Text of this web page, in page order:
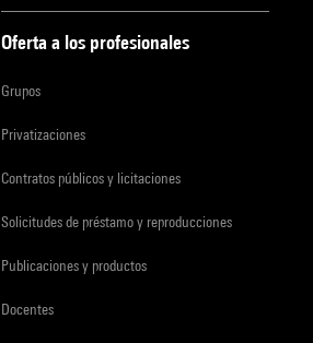
Oferta a los profesionales
Grupos
Privatizaciones
Contratos públicos y licitaciones
Solicitudes de préstamo y reproducciones
Publicaciones y productos
Docentes